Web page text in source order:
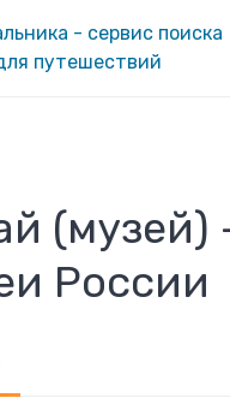
(музей)
России